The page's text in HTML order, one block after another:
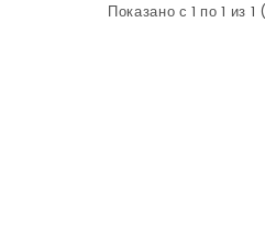
Показано с 1 по 1 из 1